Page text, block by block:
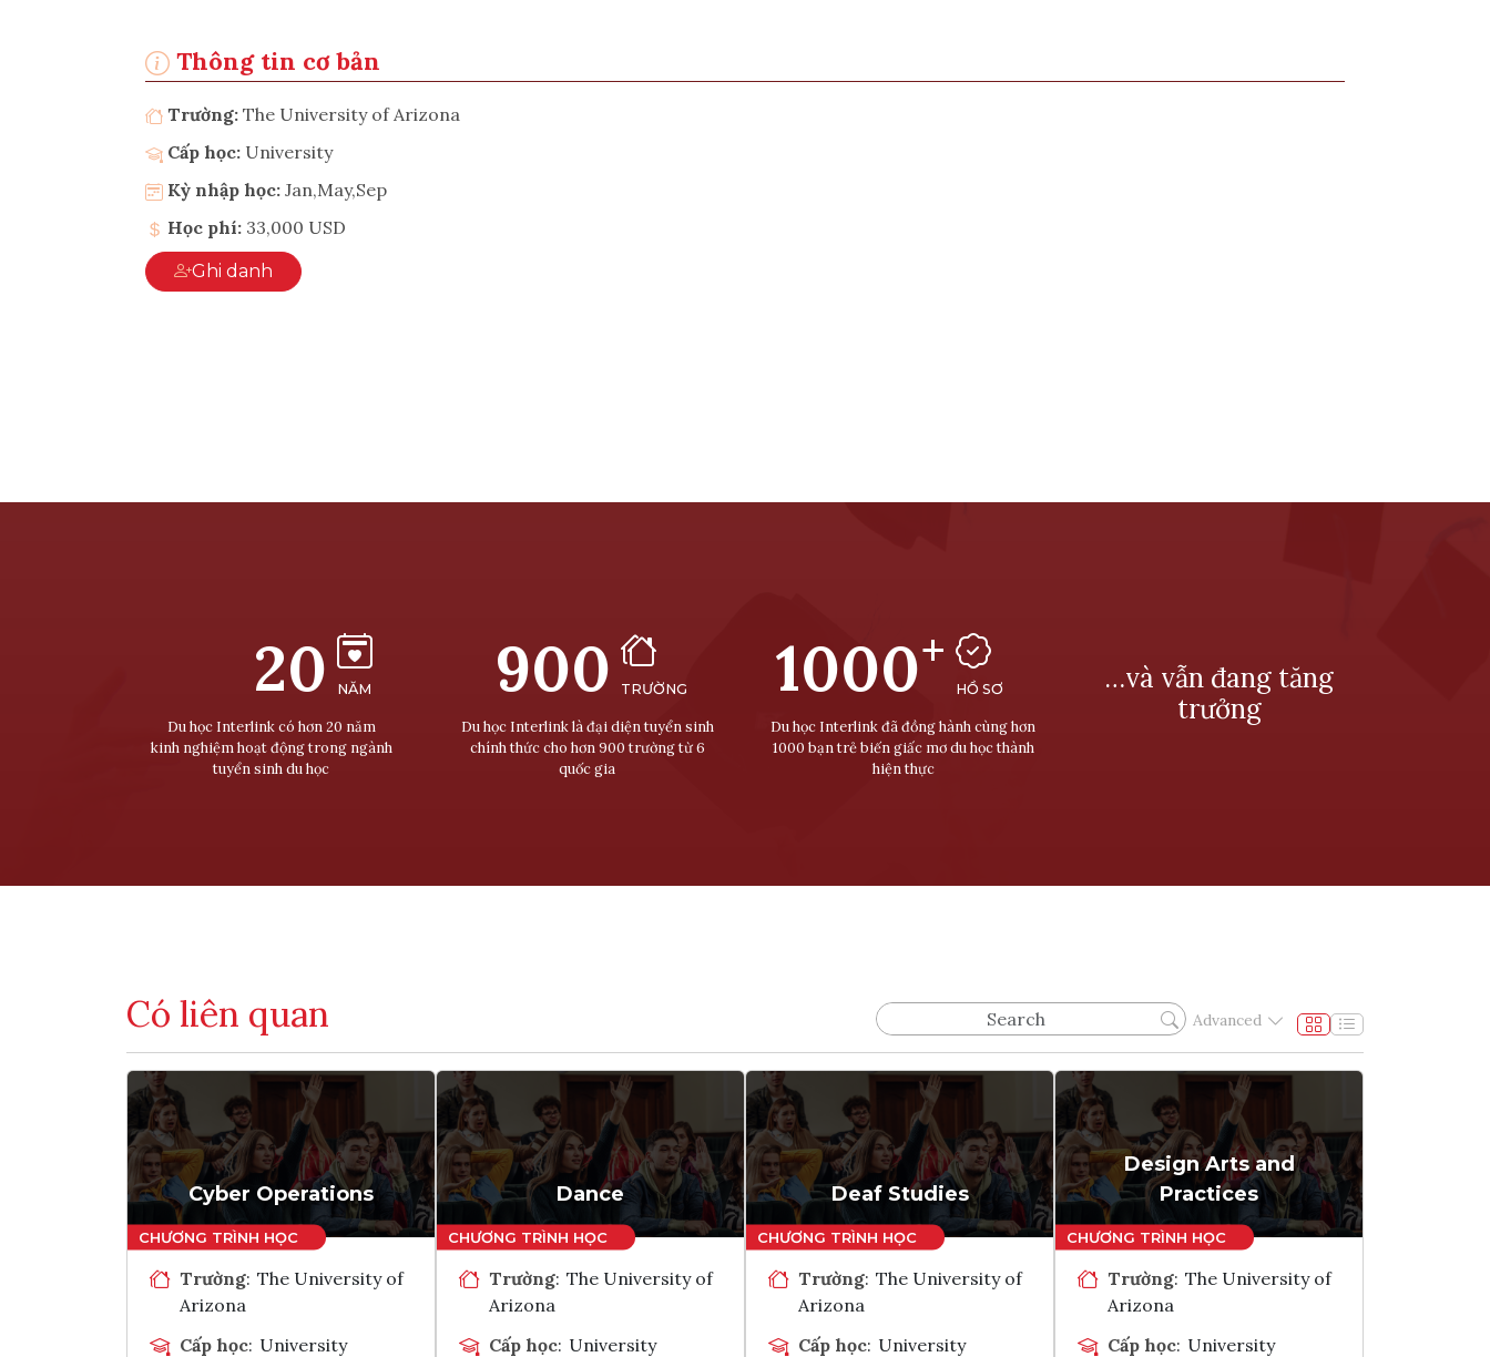
Thông tin cơ bản
Trường: The University of Arizona
Cấp học: University
Kỳ nhập học: Jan,May,Sep
Học phí: 33,000 USD
Ghi danh
20 NĂM
Du học Interlink có hơn 20 năm
kinh nghiệm hoạt động trong ngành
tuyển sinh du học
900 TRƯỜNG
Du học Interlink là đại diện tuyển sinh
chính thức cho hơn 900 trường từ 6
quốc gia
1000+
HỒ SƠ
Du học Interlink đã đồng hành cùng hơn
1000 bạn trẻ biến giấc mơ du học thành
hiện thực
…và vẫn đang tăng
trưởng
Có liên quan Advanced
Cyber Operations
Trường: The University of
Arizona
Cấp học: University
Dance
Trường: The University of
Arizona
Cấp học: University
Deaf Studies
Trường: The University of
Arizona
Cấp học: University
Design Arts and
Practices
Trường: The University of
Arizona
Cấp học: University